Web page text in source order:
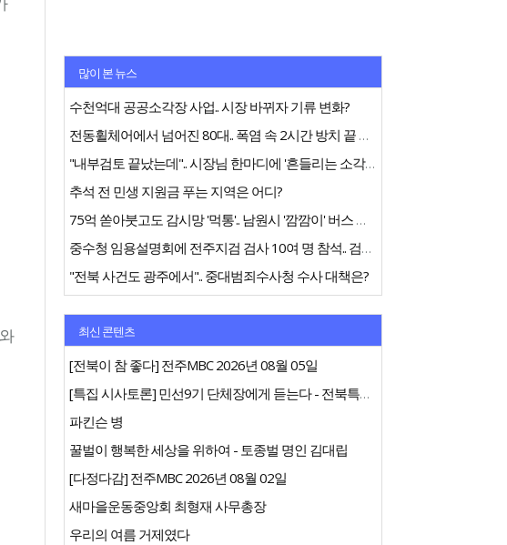
많이 본 뉴스
수천억대 공공소각장 사업.. 시장 바뀌자 기류 변화?
전동휠체어에서 넘어진 80대.. 폭염 속 2시간 방치 끝 숨져
"내부검토 끝났는데".. 시장님 한마디에 '흔들리는 소각장'
추석 전 민생 지원금 푸는 지역은 어디?
75억 쏟아붓고도 감시망 '먹통'.. 남원시 '깜깜이' 버스 행정
중수청 임용설명회에 전주지검 검사 10여 명 참석.. 검사들 '신중론'
"전북 사건도 광주에서".. 중대범죄수사청 수사 대책은?
최신 콘텐츠
[전북이 참 좋다] 전주MBC 2026년 08월 05일
[특집 시사토론] 민선9기 단체장에게 듣는다 - 전북특별자치도지사
파킨슨 병
꿀벌이 행복한 세상을 위하여 - 토종벌 명인 김대립
[다정다감] 전주MBC 2026년 08월 02일
새마을운동중앙회 최형재 사무총장
우리의 여름 거제였다